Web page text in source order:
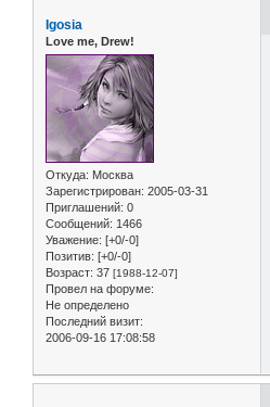
Igosia
Love me, Drew!
Откуда: Москва
Зарегистрирован: 2005-03-31
Приглашений: 0
Сообщений: 1466
Уважение: [+0/-0]
Позитив: [+0/-0]
Возраст: 37 [1988-12-07]
Провел на форуме:
Не определено
Последний визит:
2006-09-16 17:08:58